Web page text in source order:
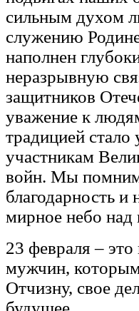
сильным духом
служению
наполнен
неразрывную
защитников
уважение к
традицией стало
участникам
войн. Мы
благодарность и
мирное небо над
23 февраля –
мужчин,
Отчизну, свое